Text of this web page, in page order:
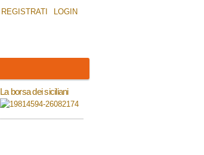
REGISTRATI LOGIN
La borsa dei siciliani